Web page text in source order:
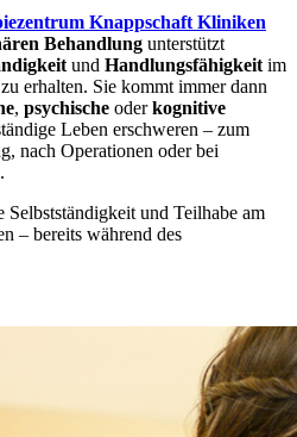
Knappschaft Kliniken
Behandlung unterstützt
und Handlungsfähigkeit im
erhalten. Sie kommt immer dann
, psychische oderkognitive
Leben erschweren – zum
nach Operationen oder bei
und Teilhabe am
– bereits während des